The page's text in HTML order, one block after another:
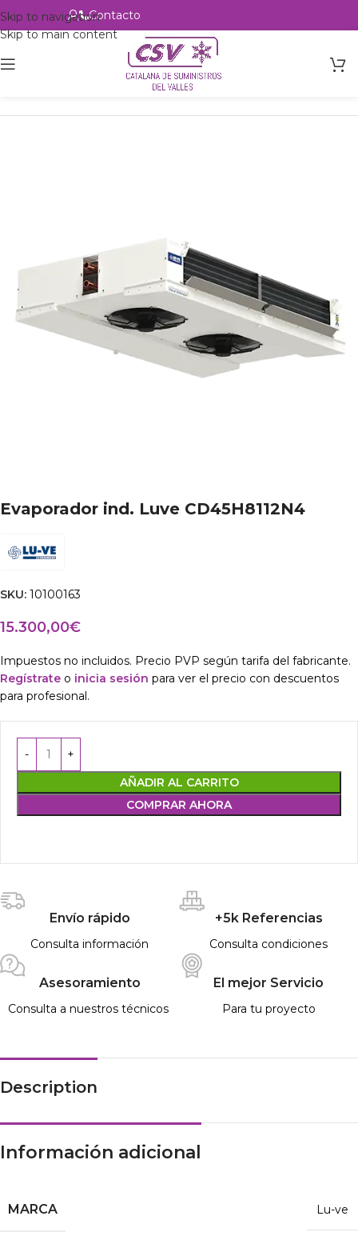
Skip to navigation
Skip to main content
Contacto
Intercambio Evaporadores Aire Forzado
Evaporador ind. Luve CD45H8112N4
SKU: 10100163
15.300,00€
Impuestos no incluidos. Precio PVP según tarifa del fabricante.
Regístrate o inicia sesión para ver el precio con descuentos
para profesional.
AÑADIR AL CARRITO
COMPRAR AHORA
Envío rápido
Consulta información
+5k Referencias
Consulta condiciones
Asesoramiento
Consulta a nuestros técnicos
El mejor Servicio
Para tu proyecto
Description
Información adicional
MARCA Lu-ve